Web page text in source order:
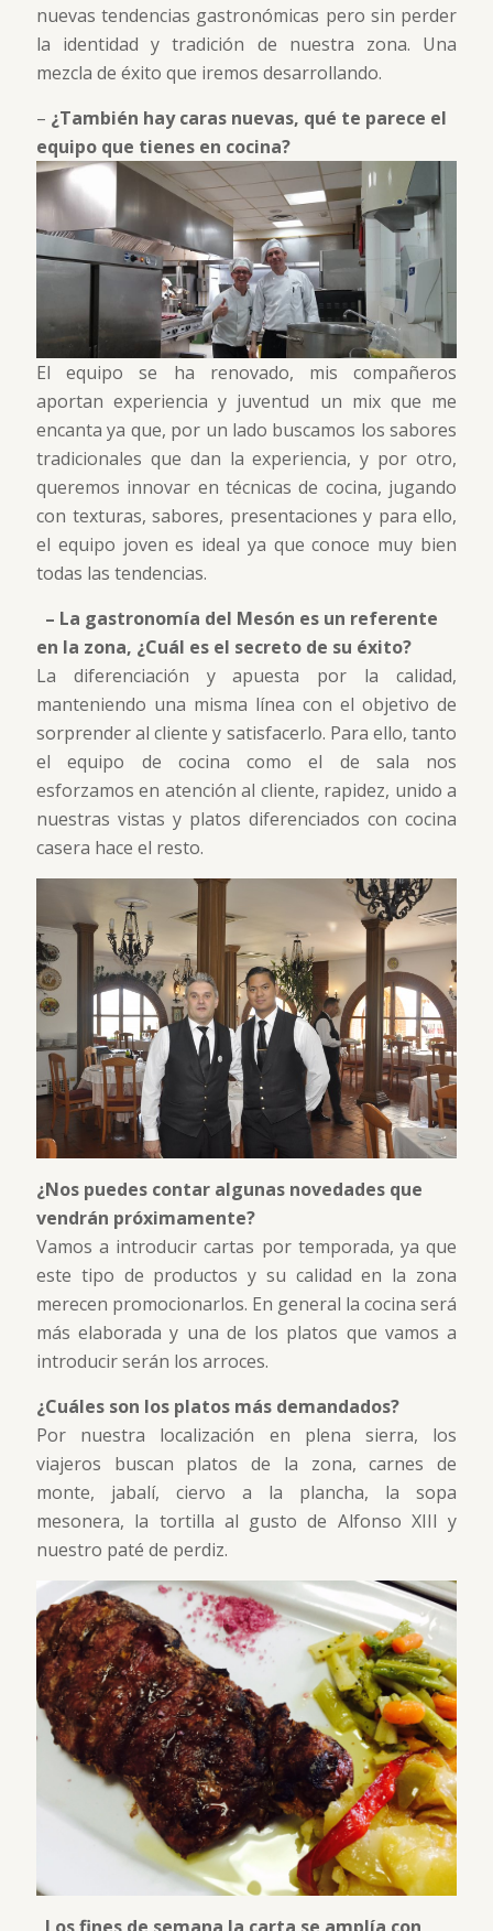
nuevas tendencias gastronómicas pero sin perder
la identidad y tradición de nuestra zona. Una
mezcla de éxito que iremos desarrollando.
– ¿También hay caras nuevas, qué te parece el
equipo que tienes en cocina?
El equipo se ha renovado, mis compañeros
aportan experiencia y juventud un mix que me
encanta ya que, por un lado buscamos los sabores
tradicionales que dan la experiencia, y por otro,
queremos innovar en técnicas de cocina, jugando
con texturas, sabores, presentaciones y para ello,
el equipo joven es ideal ya que conoce muy bien
todas las tendencias.
– La gastronomía del Mesón es un referente
en la zona, ¿Cuál es el secreto de su éxito?
La diferenciación y apuesta por la calidad,
manteniendo una misma línea con el objetivo de
sorprender al cliente y satisfacerlo. Para ello, tanto
el equipo de cocina como el de sala nos
esforzamos en atención al cliente, rapidez, unido a
nuestras vistas y platos diferenciados con cocina
casera hace el resto.
¿Nos puedes contar algunas novedades que
vendrán próximamente?
Vamos a introducir cartas por temporada, ya que
este tipo de productos y su calidad en la zona
merecen promocionarlos. En general la cocina será
más elaborada y una de los platos que vamos a
introducir serán los arroces.
¿Cuáles son los platos más demandados?
Por nuestra localización en plena sierra, los
viajeros buscan platos de la zona, carnes de
monte, jabalí, ciervo a la plancha, la sopa
mesonera, la tortilla al gusto de Alfonso XIII y
nuestro paté de perdiz.